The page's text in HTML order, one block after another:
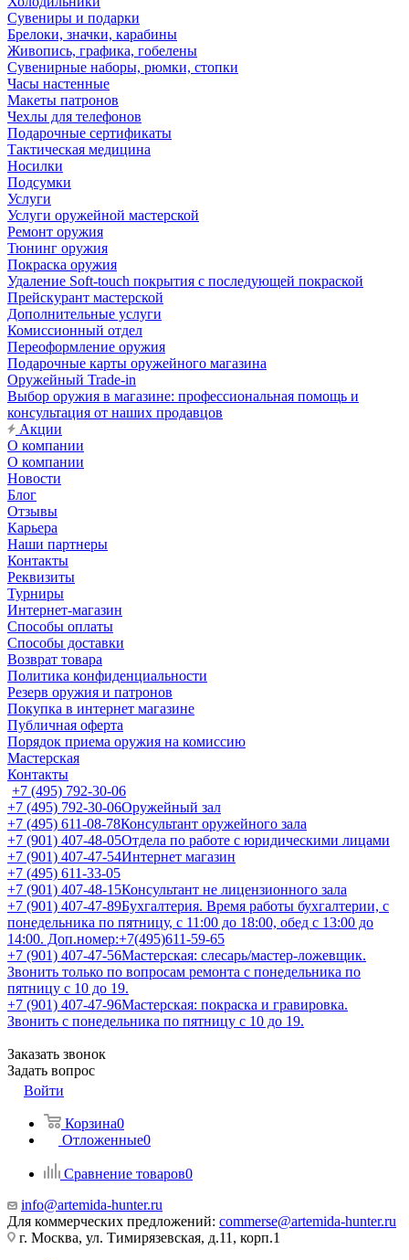
Сувениры и подарки
Брелоки, значки, карабины
Живопись, графика, гобелены
Сувенирные наборы, рюмки, стопки
Часы настенные
Макеты патронов
Чехлы для телефонов
Подарочные сертификаты
Тактическая медицина
Носилки
Подсумки
Услуги
Услуги оружейной мастерской
Ремонт оружия
Тюнинг оружия
Покраска оружия
Удаление Soft-touch покрытия с последующей покраской
Прейскурант мастерской
Дополнительные услуги
Комиссионный отдел
Переоформление оружия
Подарочные карты оружейного магазина
Оружейный Trade-in
Выбор оружия в магазине: профессиональная помощь и
консультация от наших продавцов
Акции
О компании
О компании
Новости
Блог
Отзывы
Карьера
Наши партнеры
Контакты
Реквизиты
Турниры
Интернет-магазин
Способы оплаты
Способы доставки
Возврат товара
Политика конфиденциальности
Резерв оружия и патронов
Покупка в интернет магазине
Публичная оферта
Порядок приема оружия на комиссию
Мастерская
Контакты
+7 (495) 792-30-06
+7 (495) 792-30-06Оружейный зал
+7 (495) 611-08-78Консультант оружейного зала
+7 (901) 407-48-05Отдела по работе с юридическими лицами
+7 (901) 407-47-54Интернет магазин
+7 (495) 611-33-05
+7 (901) 407-48-15Консультант не лицензионного зала
+7 (901) 407-47-89Бухгалтерия. Время работы бухгалтерии, с
понедельника по пятницу, с 11:00 до 18:00, обед с 13:00 до
14:00. Доп.номер:+7(495)611-59-65
+7 (901) 407-47-56Мастерская: слесарь/мастер-ложевщик.
Звонить только по вопросам ремонта с понедельника по
пятницу с 10 до 19.
+7 (901) 407-47-96Мастерская: покраска и гравировка.
Звонить с понедельника по пятницу с 10 до 19.
Заказать звонок
Задать вопрос
Войти
Корзина0
Отложенные0
Сравнение товаров0
info@artemida-hunter.ru
Для коммерческих предложений: commerse@artemida-hunter.ru
г. Москва, ул. Тимирязевская, д.11, корп.1